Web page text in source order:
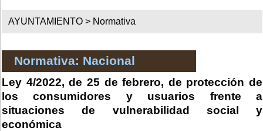
AYUNTAMIENTO > Normativa
Normativa: Nacional
Ley 4/2022, de 25 de febrero, de protección de
los consumidores y usuarios frente a
situaciones de vulnerabilidad social y
económica